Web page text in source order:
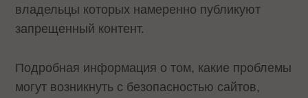
владельцы которых намеренно публикуют
запрещенный контент.
Подробная информация о том, какие проблемы
могут возникнуть с безопасностью сайтов,